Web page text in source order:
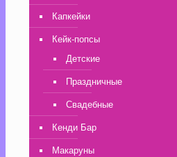
Капкейки
Кейк-попсы
Детские
Праздничные
Свадебные
Кенди Бар
Макаруны